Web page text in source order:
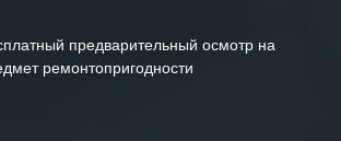
предварительный осмотр на
ремонтопригодности